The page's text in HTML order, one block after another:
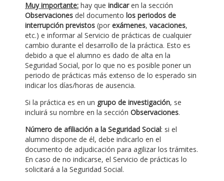
Muy importante: hay que indicaren la sección
Observaciones del documento los periodos de
interrupción previstos (por exámenes, vacaciones,
etc.) e informar al Servicio de prácticas de cualquier
cambio durante el desarrollo de la práctica. Esto es
debido a que el alumno es dado de alta en la
Seguridad Social, por lo que no es posible poner un
periodo de prácticas más extenso de lo esperado sin
indicar los días/horas de ausencia.
Si la práctica es en un grupo de investigación, se
incluirá su nombre en la sección Observaciones.
Número de afiliación a la Seguridad Social: si el
alumno dispone de él, debe indicarlo en el
documento de adjudicación para agilizar los trámites.
En caso de no indicarse, el Servicio de prácticas lo
solicitará a la Seguridad Social.